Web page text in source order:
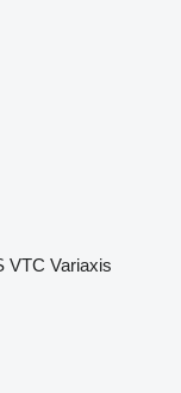
VTC Variaxis